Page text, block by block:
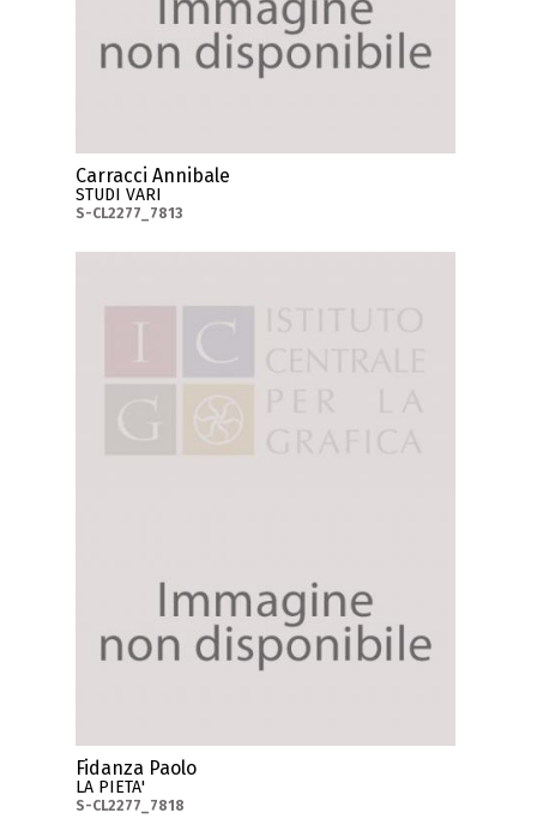
Carracci Annibale
STUDI VARI
S-CL2277_7813
Fidanza Paolo
LA PIETA'
S-CL2277_7818